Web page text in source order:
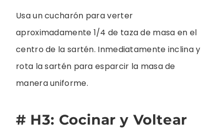
Usa un cucharón para verter
aproximadamente 1/4 de taza de masa en el
centro de la sartén. Inmediatamente inclina y
rota la sartén para esparcir la masa de
manera uniforme.
# H3: Cocinar y Voltear